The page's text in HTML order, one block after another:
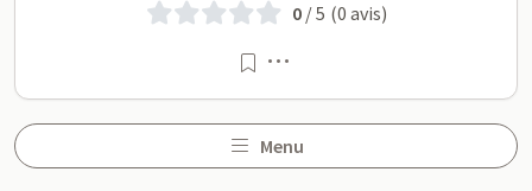
0/ 5 (0 avis)
Menu